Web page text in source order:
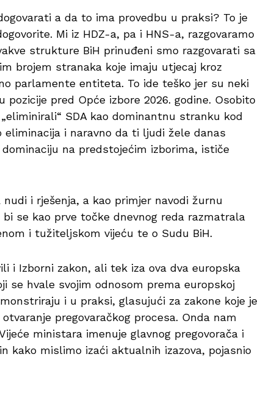
a da to ima provedbu u praksi? To je
Mi iz HDZ-a, pa i HNS-a, razgovaramo
strukture BiH prinuđeni smo razgovarati sa
brojem stranaka koje imaju utjecaj kroz
parlamente entiteta. To ide teško jer su neki
pozicije pred Opće izbore 2026. godine. Osobito
SDA kao dominantnu stranku kod
eliminacija i naravno da ti ljudi žele danas
na predstojećim izborima, ističe
i rješenja, a kao primjer navodi žurnu
bi se kao prve točke dnevnog reda razmatrala
i tužiteljskom vijeću te o Sudu BiH.
i Izborni zakon, ali tek iza ova dva europska
se hvale svojim odnosom prema europskoj
i u praksi, glasujući za zakone koje je
pregovaračkog procesa. Onda nam
ministara imenuje glavnog pregovorača i
kako mislimo izaći aktualnih izazova, pojasnio